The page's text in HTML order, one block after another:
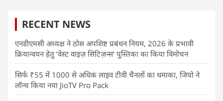
RECENT NEWS
एनडीएमसी अध्यक्ष ने ठोस अपशिष्ट प्रबंधन नियम, 2026 के प्रभावी
क्रियान्वयन हेतु ‘वेस्ट वाइज़ सिटिज़न्स’ पुस्तिका का किया विमोचन
सिर्फ ₹55 में 1000 से अधिक लाइव टीवी चैनलों का धमाका, जियो ने
लॉन्च किया नया JioTV Pro Pack